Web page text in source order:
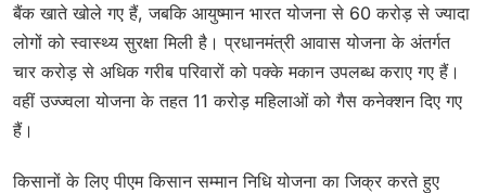
बैंक खाते खोले गए हैं, जबकि आयुष्मान भारत योजना से 60 करोड़ से ज्यादा
लोगों को स्वास्थ्य सुरक्षा मिली है। प्रधानमंत्री आवास योजना के अंतर्गत
चार करोड़ से अधिक गरीब परिवारों को पक्के मकान उपलब्ध कराए गए हैं।
वहीं उज्ज्वला योजना के तहत 11 करोड़ महिलाओं को गैस कनेक्शन दिए गए
हैं।
किसानों के लिए पीएम किसान सम्मान निधि योजना का जिक्र करते हुए